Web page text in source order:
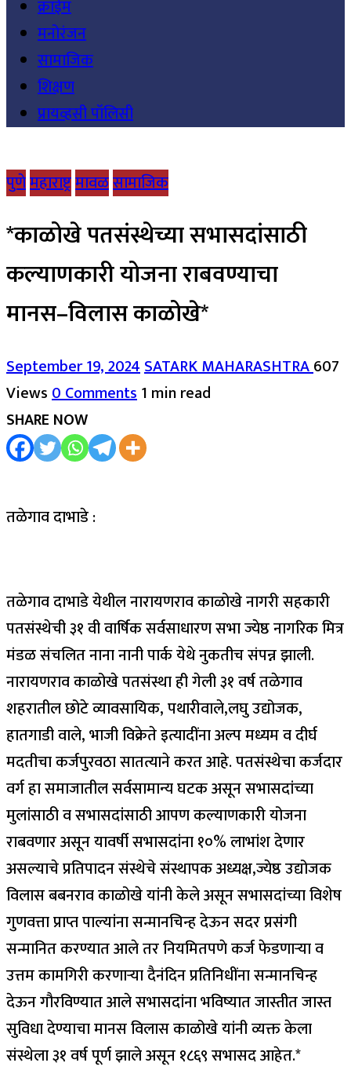
क्राईम
मनोरंजन
सामाजिक
शिक्षण
प्रायव्हसी पॉलिसी
पुणेमहाराष्ट्रमावळसामाजिक
*काळोखे पतसंस्थेच्या सभासदांसाठी
कल्याणकारी योजना राबवण्याचा
मानस–विलास काळोखे*
September 19, 2024SATARK MAHARASHTRA607
Views0 Comments1 min read
SHARE NOW
तळेगाव दाभाडे :
तळेगाव दाभाडे येथील नारायणराव काळोखे नागरी सहकारी
पतसंस्थेची ३१ वी वार्षिक सर्वसाधारण सभा ज्येष्ठ नागरिक मित्र
मंडळ संचलित नाना नानी पार्क येथे नुकतीच संपन्न झाली.
नारायणराव काळोखे पतसंस्था ही गेली ३१ वर्ष तळेगाव
शहरातील छोटे व्यावसायिक, पथारीवाले,लघु उद्योजक,
हातगाडी वाले, भाजी विक्रेते इत्यादींना अल्प मध्यम व दीर्घ
मदतीचा कर्जपुरवठा सातत्याने करत आहे. पतसंस्थेचा कर्जदार
वर्ग हा समाजातील सर्वसामान्य घटक असून सभासदांच्या
मुलांसाठी व सभासदांसाठी आपण कल्याणकारी योजना
राबवणार असून यावर्षी सभासदांना १०% लाभांश देणार
असल्याचे प्रतिपादन संस्थेचे संस्थापक अध्यक्ष,ज्येष्ठ उद्योजक
विलास बबनराव काळोखे यांनी केले असून सभासदांच्या विशेष
गुणवत्ता प्राप्त पाल्यांना सन्मानचिन्ह देऊन सदर प्रसंगी
सन्मानित करण्यात आले तर नियमितपणे कर्ज फेडणाऱ्या व
उत्तम कामगिरी करणाऱ्या दैनंदिन प्रतिनिधींना सन्मानचिन्ह
देऊन गौरविण्यात आले सभासदांना भविष्यात जास्तीत जास्त
सुविधा देण्याचा मानस विलास काळोखे यांनी व्यक्त केला
संस्थेला ३१ वर्ष पूर्ण झाले असून १८६९ सभासद आहेत.*